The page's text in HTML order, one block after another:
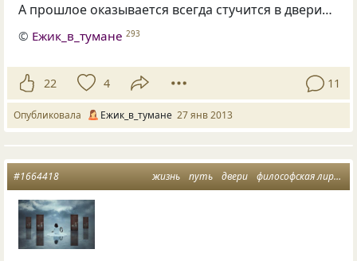
А прошлое оказывается всегда стучится в двери…
© Ежик_в_тумане 293
22 4 11
Опубликовала Ежик_в_тумане 27 янв 2013
жизнь путь двери философская лирика
#1664418